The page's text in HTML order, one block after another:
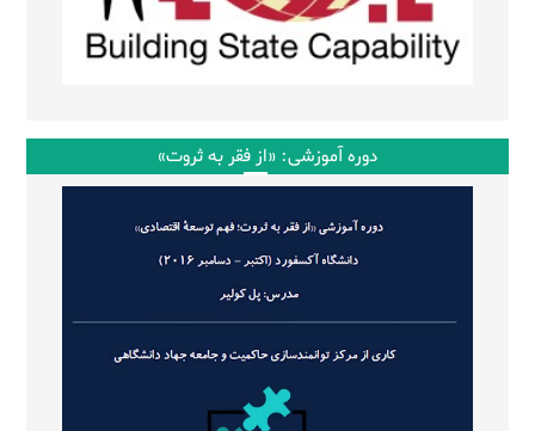
دوره آموزشی: «از فقر به ثروت»